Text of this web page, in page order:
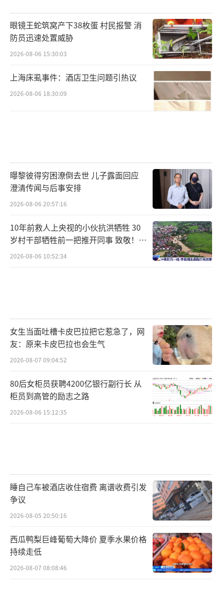
眼镜王蛇筑窝产下38枚蛋 村民报警 消
防员迅速处置威胁
2026-08-06 15:30:03
上海床虱事件：酒店卫生问题引热议
2026-08-06 18:30:09
曝黎彼得穷困潦倒去世 儿子露面回应
澄清传闻与后事安排
2026-08-06 20:57:16
10年前救人上央视的小伙抗洪牺牲 30
岁村干部牺牲前一把推开同事 致敬！送
别！
2026-08-06 10:52:34
女生当面吐槽卡皮巴拉把它惹急了，网
友：原来卡皮巴拉也会生气
2026-08-07 09:04:52
80后女柜员获聘4200亿银行副行长 从
柜员到高管的励志之路
2026-08-06 15:12:35
睡自己车被酒店收住宿费 离谱收费引发
争议
2026-08-05 20:50:16
西瓜鸭梨巨峰葡萄大降价 夏季水果价格
持续走低
2026-08-07 08:08:46